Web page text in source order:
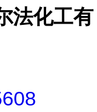
法化工有